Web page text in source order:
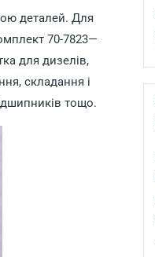
деталей. Для
70-7823—
для дизелів,
складання і
тощо.